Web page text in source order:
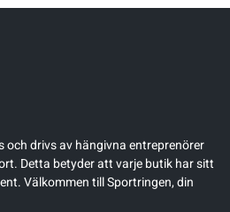
och drivs av hängivna entreprenörer
Detta betyder att varje butik har sitt
Välkommen till Sportringen, din